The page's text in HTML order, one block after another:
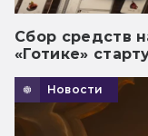
Сбор средств
«Готике»
Новости